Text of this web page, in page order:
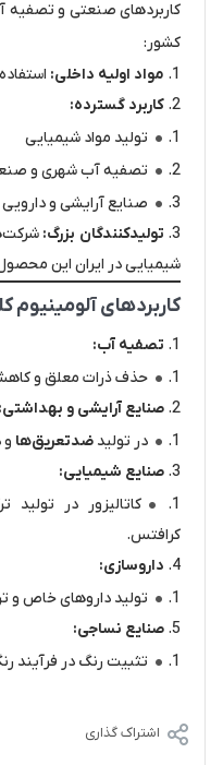
کاربردهای صنعتی و تصفیه
کشور:
مواد اولیه داخلی:
کاربرد گسترده:
تولید مواد شیمیایی
تصفیه آب شهری و
صنایع آرایشی و دارویی
تولیدکنندگان بزرگ:
شیمیایی در ایران این
کاربردهای آلومینیوم
تصفیه آب:
حذف ذرات معلق و
صنایع آرایشی و بهداشتی:
در تولید ضدتعریق‌ها و
صنایع شیمیایی:
کاتالیزور در
کرافتس.
داروسازی:
تولید داروهای خاص و
صنایع نساجی:
تثبیت رنگ در فرآیند
اشتراک گذاری